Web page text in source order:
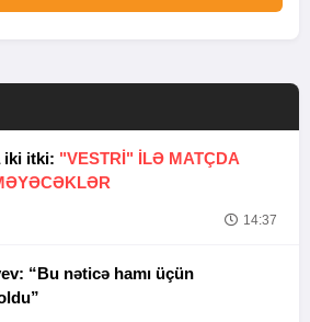
iki itki: "VESTRİ" İLƏ MATÇDA
14:37
“Bu nəticə hamı üçün